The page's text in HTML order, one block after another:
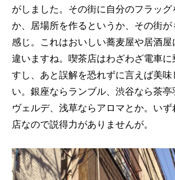
がしました。その街に自分のフラッグ
か、居場所を作るというか、その街が
感じ。これはおいしい蕎麦屋や居酒屋
違いますね。喫茶店はわざわざ電車
すし、あと誤解を恐れずに言えば美味
い。銀座ならランブル、渋谷なら茶亭
ヴェルデ、浅草ならアロマとか。いず
店なので説得力がありませんが。